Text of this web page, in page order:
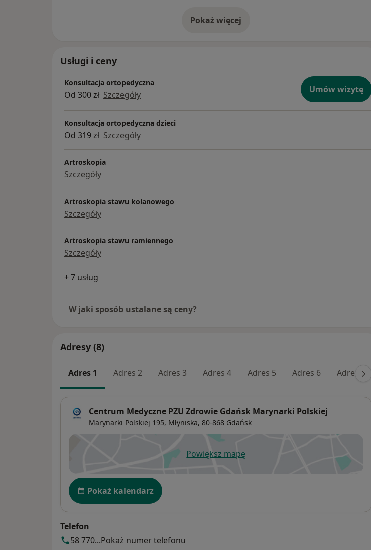
Pokaż więcejo doświadczeniu
Usługi i ceny
Konsultacja ortopedyczna
Od 300 zł Szczegóły Umów wizytę
Konsultacja ortopedyczna dzieci
Od 319 zł Szczegóły
Artroskopia
Szczegóły
Artroskopia stawu kolanowego
Szczegóły
Artroskopia stawu ramiennego
Szczegóły
+ 7 usług
W jaki sposób ustalane są ceny?
Adresy (8)
Adres 1 Adres 2 Adres 3 Adres 4 Adres 5 Adres 6 Adres 7
Centrum Medyczne PZU Zdrowie Gdańsk Marynarki Polskiej
Marynarki Polskiej 195, Młyniska, 80-868 Gdańsk
Powiększ mapęotwiera się w nowej karcie
Dostępność
Pokaż kalendarz
Telefon
58 770...Pokaż numer telefonu